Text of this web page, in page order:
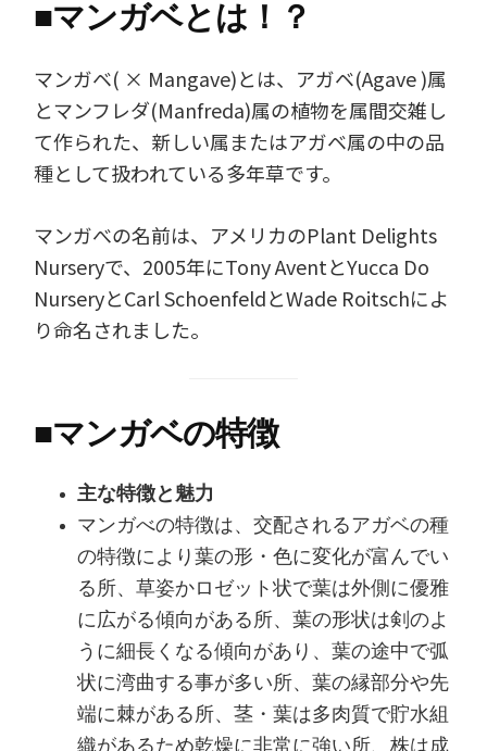
■マンガベとは！？
マンガベ( × Mangave)とは、アガベ(Agave )属
とマンフレダ(Manfreda)属の植物を属間交雑し
て作られた、新しい属またはアガベ属の中の品
種として扱われている多年草です。
マンガべの名前は、アメリカのPlant Delights
Nurseryで、2005年にTony AventとYucca Do
NurseryとCarl SchoenfeldとWade Roitschによ
り命名されました。
■マンガベの特徴
主な特徴と魅力
マンガべの特徴は、交配されるアガベの種
の特徴により葉の形・色に変化が富んでい
る所、草姿かロゼット状で葉は外側に優雅
に広がる傾向がある所、葉の形状は剣のよ
うに細長くなる傾向があり、葉の途中で弧
状に湾曲する事が多い所、葉の縁部分や先
端に棘がある所、茎・葉は多肉質で貯水組
織があるため乾燥に非常に強い所、株は成